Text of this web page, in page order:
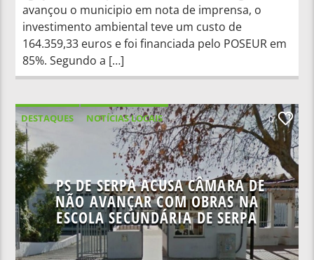
avançou o municipio em nota de imprensa, o
investimento ambiental teve um custo de
164.359,33 euros e foi financiada pelo POSEUR em
85%. Segundo a […]
DESTAQUES NOTÍCIAS LOCAIS 0
PS DE SERPA ACUSA CÂMARA DE
NÃO AVANÇAR COM OBRAS NA
ESCOLA SECUNDÁRIA DE SERPA